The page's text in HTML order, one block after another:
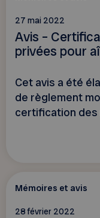
27 mai 2022
Avis –
privées pour
Cet avis a été
de règlement
certification des
Mémoires et avis
28 février 2022